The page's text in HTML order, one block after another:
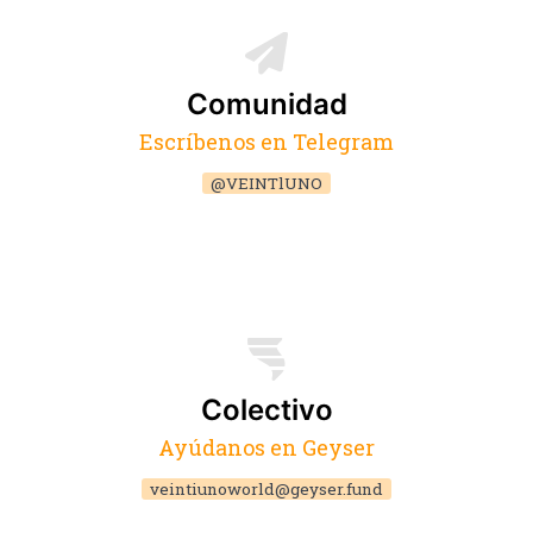
Comunidad
Escríbenos en Telegram
@VEINTlUNO
Colectivo
Ayúdanos en Geyser
veintiunoworld@geyser.fund